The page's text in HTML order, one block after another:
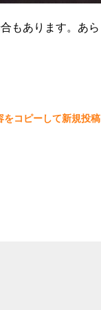
もあります。あら
をコピーして新規投稿